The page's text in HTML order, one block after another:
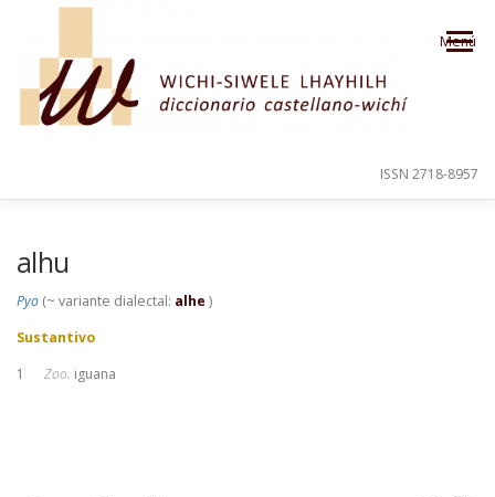
Saltar al contenido
Menú
ISSN 2718-8957
alhu
Pyo (~ variante dialectal: alhe )
Sustantivo
1 Zoo. iguana